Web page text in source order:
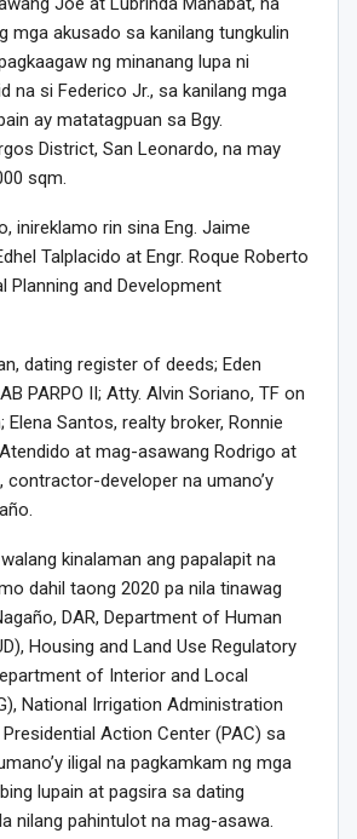
mga akusado sa kanilang tungkulin
ng minanang lupa ni
na si Federico Jr., sa kanilang mga
ay matatagpuan sa Bgy.
District, San Leonardo, na may
sqm.
inireklamo rin sina Eng. Jaime
Talplacido at Engr. Roque Roberto
Planning and Development
dating register of deeds; Eden
PARPO II; Atty. Alvin Soriano, TF on
Elena Santos, realty broker, Ronnie
at mag-asawang Rodrigo at
contractor-developer na umano’y
kinalaman ang papalapit na
dahil taong 2020 pa nila tinawag
DAR, Department of Human
Housing and Land Use Regulatory
of Interior and Local
National Irrigation Administration
Action Center (PAC) sa
iligal na pagkamkam ng mga
lupain at pagsira sa dating
nilang pahintulot na mag-asawa.